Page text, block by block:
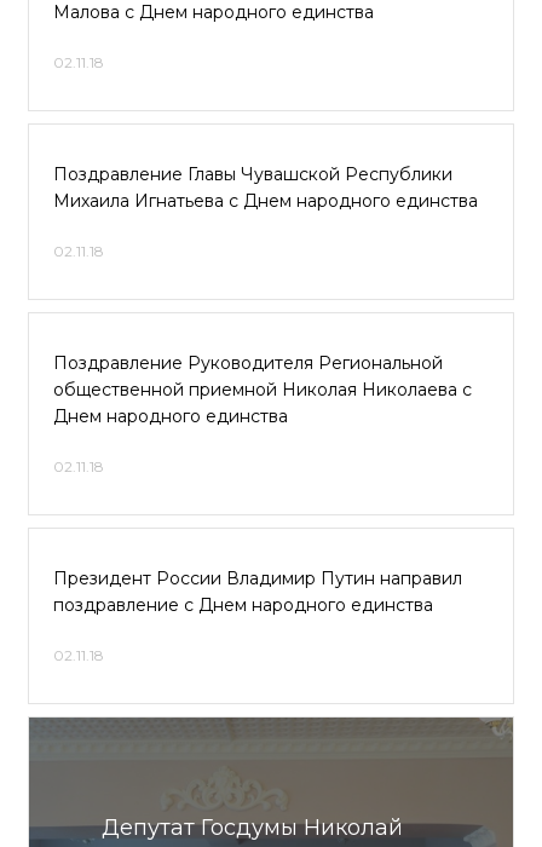
Малова с Днем народного единства
02.11.18
Поздравление Главы Чувашской Республики
Михаила Игнатьева с Днем народного единства
02.11.18
Поздравление Руководителя Региональной
общественной приемной Николая Николаева с
Днем народного единства
02.11.18
Президент России Владимир Путин направил
поздравление с Днем народного единства
02.11.18
Депутат Госдумы Николай